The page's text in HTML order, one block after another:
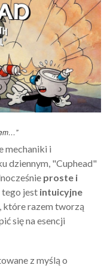
mechaniki i
dziennym, "Cuphead"
proste i
tego jest intuicyjne
, które razem tworzą
się na esencji
z myślą o